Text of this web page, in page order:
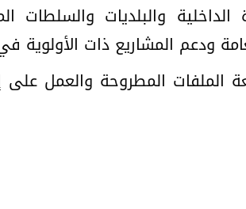
والبلديات والسلطات
ودعم المشاريع ذات الأولوية
الملفات المطروحة والعمل على